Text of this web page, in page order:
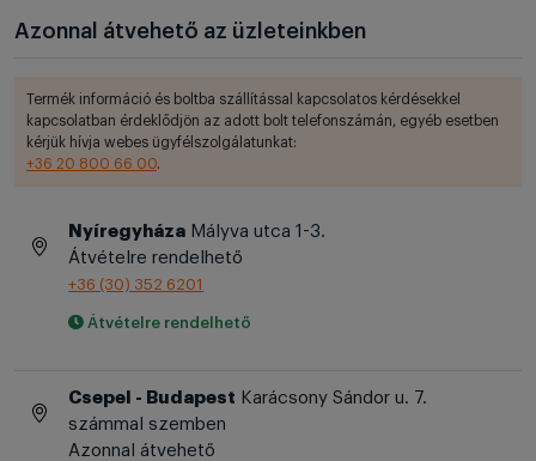
Azonnal átvehető az üzleteinkben
Termék információ és boltba szállítással kapcsolatos kérdésekkel
kapcsolatban érdeklődjön az adott bolt telefonszámán, egyéb esetben
kérjük hívja webes ügyfélszolgálatunkat:
+36 20 800 66 00.
Nyíregyháza Mályva utca 1-3.
Átvételre rendelhető
+36 (30) 352 6201
Átvételre rendelhető
Csepel - Budapest Karácsony Sándor u. 7.
számmal szemben
Azonnal átvehető